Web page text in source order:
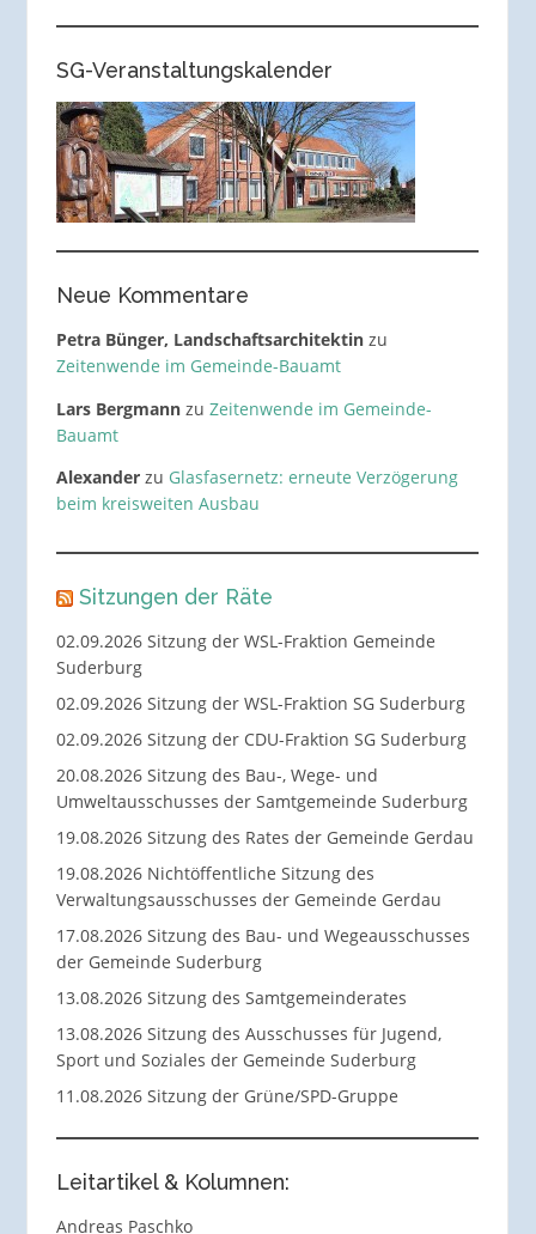
SG-Veranstaltungskalender
Neue Kommentare
Petra Bünger, Landschaftsarchitektinzu
Zeitenwende im Gemeinde-Bauamt
Lars Bergmannzu Zeitenwende im Gemeinde-
Bauamt
Alexanderzu Glasfasernetz: erneute Verzögerung
beim kreisweiten Ausbau
Sitzungen der Räte
02.09.2026 Sitzung der WSL-Fraktion Gemeinde
Suderburg
02.09.2026 Sitzung der WSL-Fraktion SG Suderburg
02.09.2026 Sitzung der CDU-Fraktion SG Suderburg
20.08.2026 Sitzung des Bau-, Wege- und
Umweltausschusses der Samtgemeinde Suderburg
19.08.2026 Sitzung des Rates der Gemeinde Gerdau
19.08.2026 Nichtöffentliche Sitzung des
Verwaltungsausschusses der Gemeinde Gerdau
17.08.2026 Sitzung des Bau- und Wegeausschusses
der Gemeinde Suderburg
13.08.2026 Sitzung des Samtgemeinderates
13.08.2026 Sitzung des Ausschusses für Jugend,
Sport und Soziales der Gemeinde Suderburg
11.08.2026 Sitzung der Grüne/SPD-Gruppe
Leitartikel & Kolumnen:
Andreas Paschko